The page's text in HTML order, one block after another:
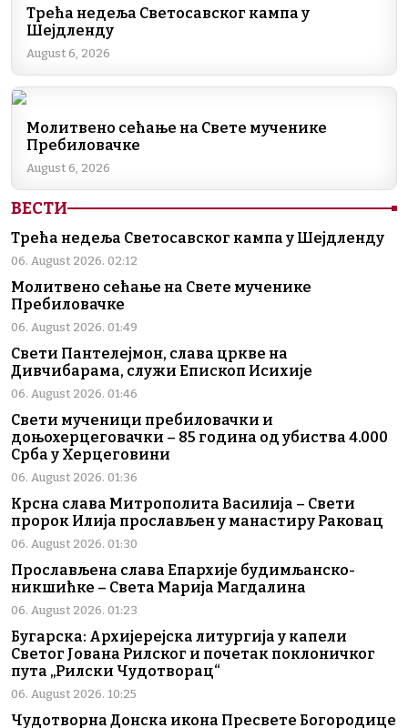
b
o
o
dI
a
A
p
k
Трећа недеља Светосавског кампа у
Шејдленду
August 6, 2026
Молитвено сећање на Свете мученике
Пребиловачке
August 6, 2026
ВЕСТИ
Трећа недеља Светосавског кампа у Шејдленду
06. August 2026. 02:12
Молитвено сећање на Свете мученике
Пребиловачке
06. August 2026. 01:49
Свети Пантелејмон, слава цркве на
Дивчибарама, служи Епископ Исихије
06. August 2026. 01:46
Свети мученици пребиловачки и
доњохерцеговачки – 85 година од убиства 4.000
Срба у Херцеговини
06. August 2026. 01:36
Крсна слава Митрополита Василија – Свети
пророк Илија прослављен у манастиру Раковац
06. August 2026. 01:30
Прослављена слава Епархије будимљанско-
никшићке – Света Марија Магдалина
06. August 2026. 01:23
Бугарска: Архијерејска литургија у капели
Светог Јована Рилског и почетак поклоничког
пута „Рилски Чудотворац“
06. August 2026. 10:25
Чудотворна Донска икона Пресвете Богородице